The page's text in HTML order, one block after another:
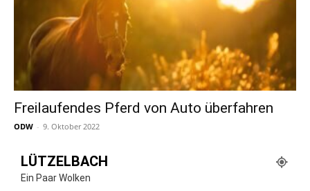
Freilaufendes Pferd von Auto überfahren
ODW - 9. Oktober 2022
LÜTZELBACH
Ein Paar Wolken